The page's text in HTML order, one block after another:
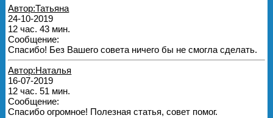
Автор:Татьяна
24-10-2019
12 час. 43 мин.
Сообщение:
Спасибо! Без Вашего совета ничего бы не смогла сделать.
Автор:Наталья
16-07-2019
12 час. 51 мин.
Сообщение:
Спасибо огромное! Полезная статья, совет помог.